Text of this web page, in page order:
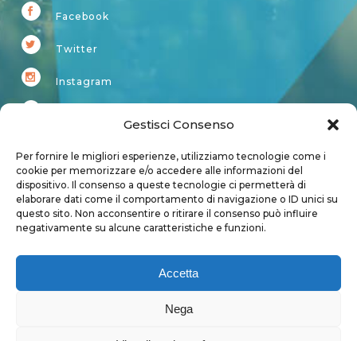
Gestisci Consenso
Per fornire le migliori esperienze, utilizziamo tecnologie come i
cookie per memorizzare e/o accedere alle informazioni del
dispositivo. Il consenso a queste tecnologie ci permetterà di
elaborare dati come il comportamento di navigazione o ID unici su
questo sito. Non acconsentire o ritirare il consenso può influire
negativamente su alcune caratteristiche e funzioni.
Accetta
Nega
Facebook
Twitter
Instagram
Account
Login